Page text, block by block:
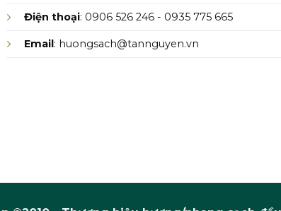
Điện thoại: 0906 526 246 - 0935 775 665
Email: huongsach@tannguyen.vn